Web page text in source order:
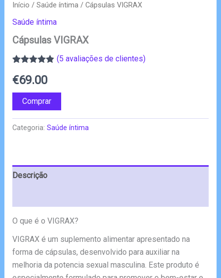
Início / Saúde íntima/ Cápsulas VIGRAX
Saúde íntima
Cápsulas VIGRAX
com4.80em
5 com base
em
classificações
de clientes
(5 avaliações de clientes)
€69.00
Comprar
Categoria: Saúde íntima
Descrição
O que é o VIGRAX?
VIGRAX é um suplemento alimentar apresentado na
forma de cápsulas, desenvolvido para auxiliar na
melhoria da potencia sexual masculina. Este produto é